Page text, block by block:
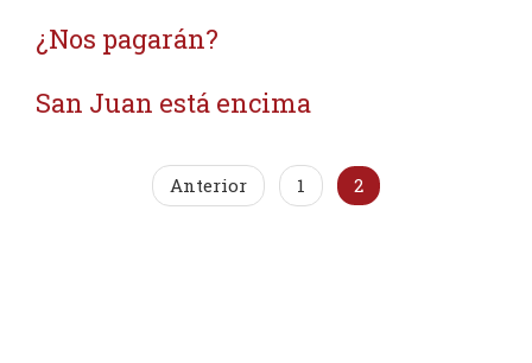
¿Nos pagarán?
San Juan está encima
Anterior 1 2